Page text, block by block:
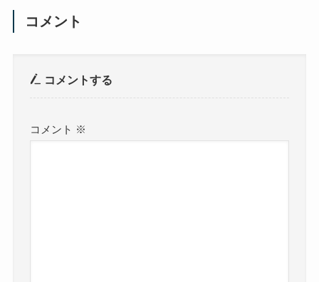
コメント
コメントする
コメント ※